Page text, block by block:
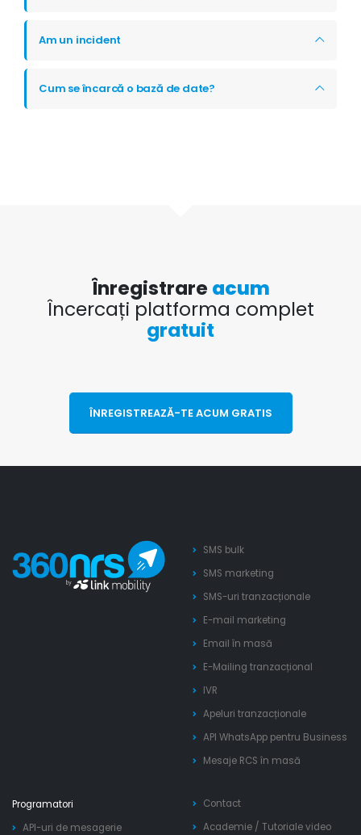
Am un incident
Cum se încarcă o bază de date?
Înregistrare acum
Încercați platforma complet
gratuit
ÎNREGISTREAZĂ-TE ACUM GRATIS
SMS bulk
SMS marketing
SMS-uri tranzacționale
E-mail marketing
Email în masă
E-Mailing tranzacțional
IVR
Apeluri tranzacționale
API WhatsApp pentru Business
Mesaje RCS în masă
Programatori
API-uri de mesagerie
Contact
Academie / Tutoriale video